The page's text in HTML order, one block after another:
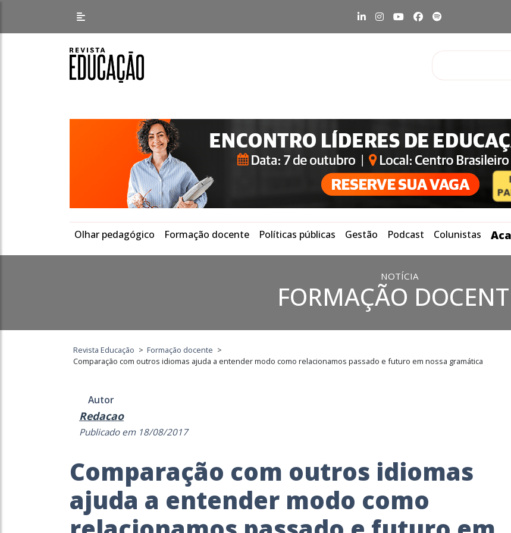
Olhar pedagógico Formação docente Políticas públicas Gestão Podcast Colunistas
NOTÍCIA
FORMAÇÃO
Revista Educação > Formação docente >
Comparação com outros idiomas ajuda a entender modo como relacionamos passado e futuro em nossa gramática
Autor
Redacao
Publicado em 18/08/2017
Comparação com outros idiomas
ajuda a entender modo como